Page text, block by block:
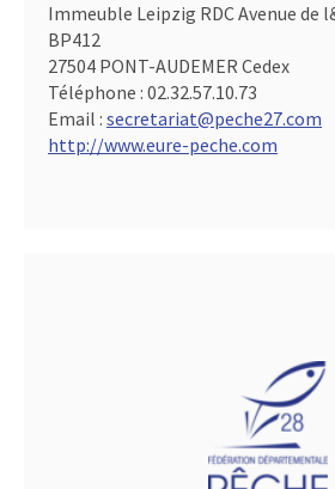
Immeuble Leipzig RDC Avenue de
BP412
27504 PONT-AUDEMER Cedex
Téléphone : 02.32.57.10.73
Email : secretariat@peche27.com
http://www.eure-peche.com